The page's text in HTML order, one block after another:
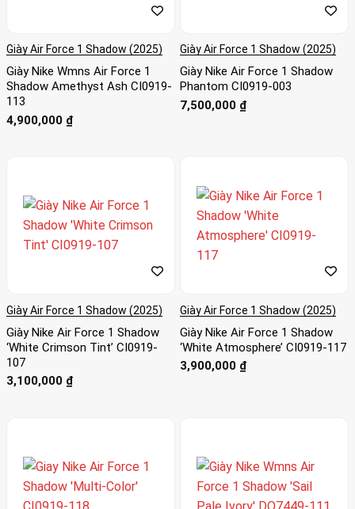
Giày Air Force 1 Shadow (2025)
Giày Nike Wmns Air Force 1
Shadow Amethyst Ash CI0919-
113
4,900,000 ₫
Giày Air Force 1 Shadow (2025)
Giày Nike Air Force 1 Shadow
Phantom CI0919-003
7,500,000 ₫
Giày Air Force 1 Shadow (2025)
Giày Nike Air Force 1 Shadow
‘White Crimson Tint’ CI0919-
107
3,100,000 ₫
Giày Air Force 1 Shadow (2025)
Giày Nike Air Force 1 Shadow
‘White Atmosphere’ CI0919-117
3,900,000 ₫